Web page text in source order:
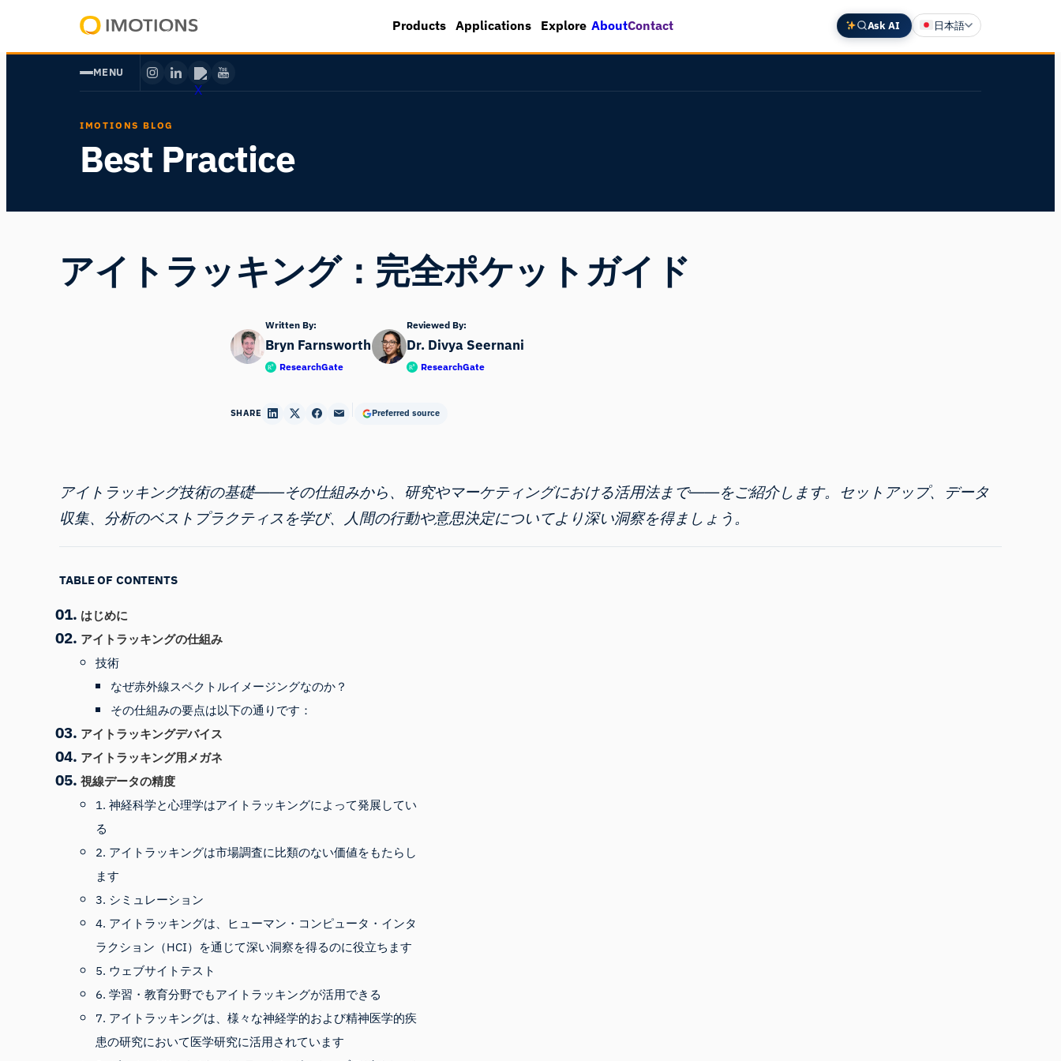
を
Human
Products Applications Explore AboutContact Ask AI 日本語
English
MENU
IMOTIONS BLOG
Best Practice
アイトラッキング：完全ポケットガイド
Written By:
Bryn Farnsworth
ResearchGate
Reviewed By:
Dr. Divya Seernani
ResearchGate
SHARE Preferred source
アイトラッキング技術の基礎――その仕組みから、研究やマーケティングにおける活用法まで――をご紹介します。セットアップ、データ
収集、分析のベストプラクティスを学び、人間の行動や意思決定についてより深い洞察を得ましょう。
TABLE OF CONTENTS
はじめに
アイトラッキングの仕組み
技術
なぜ赤外線スペクトルイメージングなのか？
その仕組みの要点は以下の通りです：
アイトラッキングデバイス
アイトラッキング用メガネ
視線データの精度
1. 神経科学と心理学はアイトラッキングによって発展してい
る
2. アイトラッキングは市場調査に比類のない価値をもたらし
ます
3. シミュレーション
4. アイトラッキングは、ヒューマン・コンピュータ・インタ
ラクション（HCI）を通じて深い洞察を得るのに役立ちます
5. ウェブサイトテスト
6. 学習・教育分野でもアイトラッキングが活用できる
7. アイトラッキングは、様々な神経学的および精神医学的疾
患の研究において医学研究に活用されています